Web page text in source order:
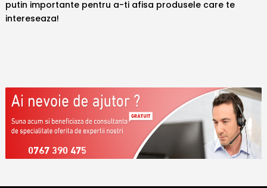
putin importante pentru a-ti afisa produsele care te
intereseaza!
0767 390 475